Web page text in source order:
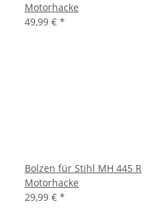
Motorhacke
49,99 € *
Bolzen für Stihl MH 445 R
Motorhacke
29,99 € *